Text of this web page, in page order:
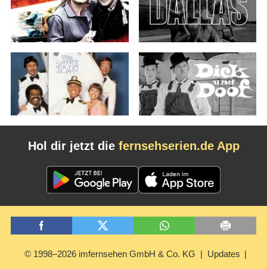
Hol dir jetzt die fernsehserien.de App
© 1998–2026 imfernsehen GmbH & Co. KG Updates